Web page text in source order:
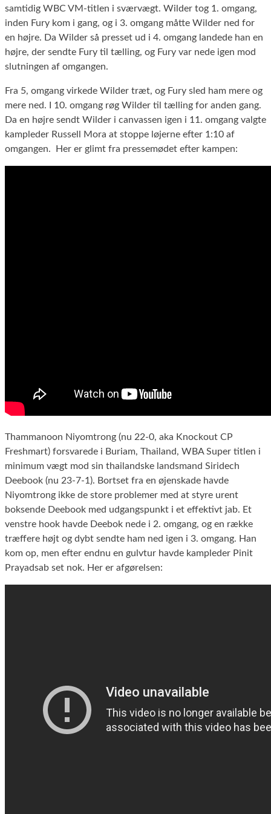
samtidig WBC VM-titlen i sværvægt. Wilder tog 1. omgang,
inden Fury kom i gang, og i 3. omgang måtte Wilder ned for
en højre. Da Wilder så presset ud i 4. omgang landede han en
højre, der sendte Fury til tælling, og Fury var nede igen mod
slutningen af omgangen.
Fra 5, omgang virkede Wilder træt, og Fury sled ham mere og
mere ned. I 10. omgang røg Wilder til tælling for anden gang.
Da en højre sendt Wilder i canvassen igen i 11. omgang valgte
kampleder Russell Mora at stoppe løjerne efter 1:10 af
omgangen. Her er glimt fra pressemødet efter kampen:
Thammanoon Niyomtrong (nu 22-0, aka Knockout CP
Freshmart) forsvarede i Buriam, Thailand, WBA Super titlen i
minimum vægt mod sin thailandske landsmand Siridech
Deebook (nu 23-7-1). Bortset fra en øjenskade havde
Niyomtrong ikke de store problemer med at styre urent
boksende Deebook med udgangspunkt i et effektivt jab. Et
venstre hook havde Deebok nede i 2. omgang, og en række
træffere højt og dybt sendte ham ned igen i 3. omgang. Han
kom op, men efter endnu en gulvtur havde kampleder Pinit
Prayadsab set nok. Her er afgørelsen: